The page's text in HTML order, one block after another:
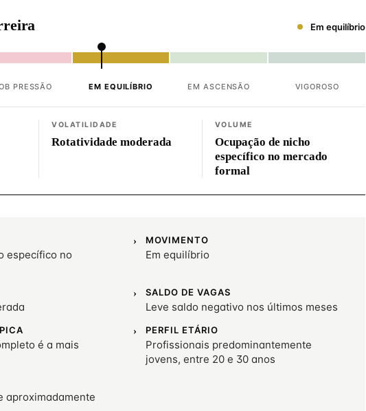
Em equilíbrio
PRESSÃO EM EQUILÍBRIO EM ASCENSÃO VIGOROSO
VOLATILIDADE
Rotatividade moderada
VOLUME
Ocupação de nicho
específico no mercado
formal
específico no
MOVIMENTO
Em equilíbrio
SALDO DE VAGAS
Leve saldo negativo nos últimos meses
é a mais
PERFIL ETÁRIO
Profissionais predominantemente
jovens, entre 20 e 30 anos
aproximadamente